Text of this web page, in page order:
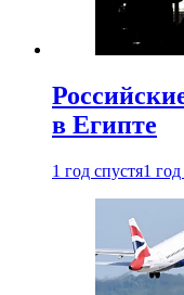
в Египте
1 год спустя1